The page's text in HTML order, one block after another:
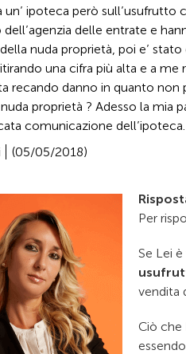
un’ ipoteca però
dell’agenzia delle entrate e
nuda proprietà, poi e’
una cifra più alta e a
recando danno in quanto non
proprietà ? Adesso la mia
comunicazione
(05/05/2018)
Per
Se Lei
vendita
Ciò che